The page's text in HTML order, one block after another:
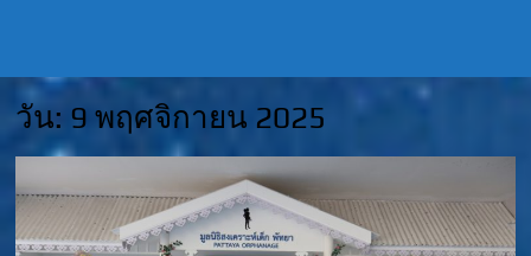
สงเคราะห์
เด็ก พัทยา
วัน: 9 พฤศจิกายน 2025